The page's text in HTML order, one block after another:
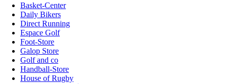
Basket-Center
Daily Bikers
Direct Running
Espace Golf
Foot-Store
Galop Store
Golf and co
Handball-Store
House of Rugby